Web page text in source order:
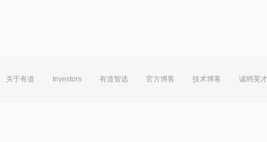
关于有道 Investors 有道智选 官方博客 技术博客 诚聘英才